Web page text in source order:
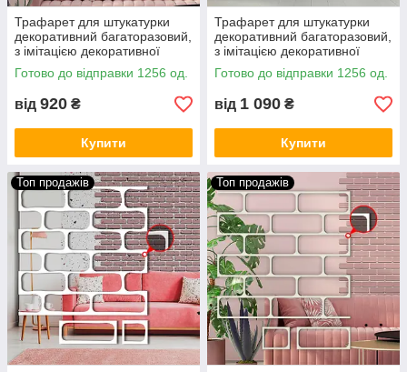
Трафарет для штукатурки
декоративний багаторазовий,
з імітацією декоративної
кладки заокруглені кути
поліпропіленовий (320х1000)
Готово до відправки 1256 од.
від 920 ₴
Купити
Трафарет для штукатурки
декоративний багаторазовий,
з імітацією декоративної
кладки поліпропіленовий
(320х1000)
Готово до відправки 1256 од.
від 1 090 ₴
Купити
Топ продажів Топ продажів